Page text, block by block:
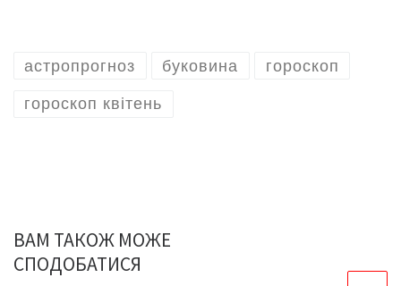
астропрогноз буковина гороскоп
гороскоп квітень
ВАМ ТАКОЖ МОЖЕ
СПОДОБАТИСЯ